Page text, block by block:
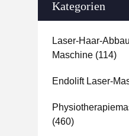
Kategorien
Laser-Haar-
Maschine (114)
Endolift Laser-
(460)